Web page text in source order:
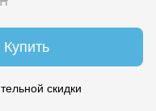
Купить
скидки